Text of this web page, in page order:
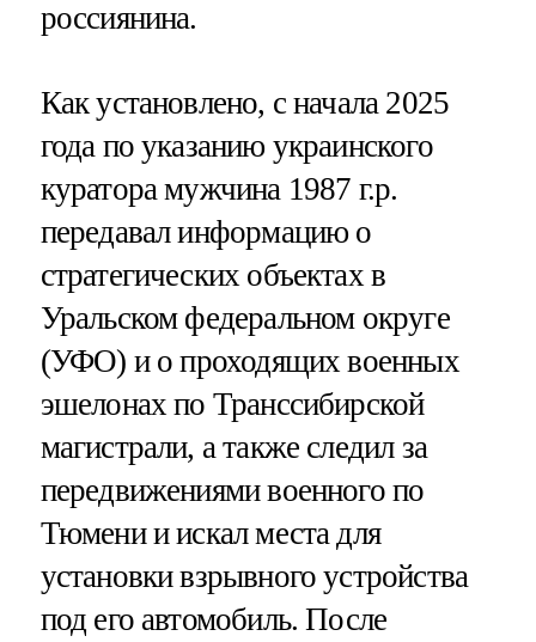
россиянина.
Как установлено, с начала 2025
года по указанию украинского
куратора мужчина 1987 г.р.
передавал информацию о
стратегических объектах в
Уральском федеральном округе
(УФО) и о проходящих военных
эшелонах по Транссибирской
магистрали, а также следил за
передвижениями военного по
Тюмени и искал места для
установки взрывного устройства
под его автомобиль. После